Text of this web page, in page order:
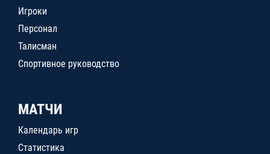
Игроки
Персонал
Талисман
Спортивное руководство
МАТЧИ
Календарь игр
Статистика